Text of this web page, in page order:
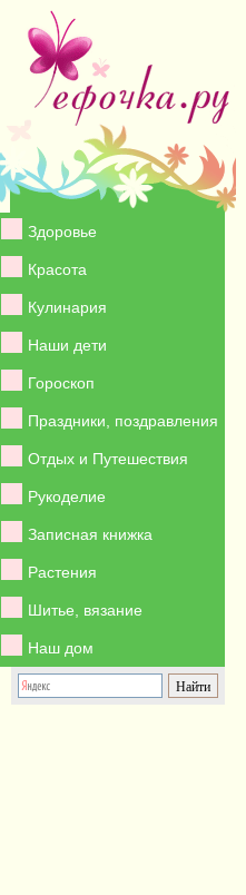
Здоровье
Красота
Кулинария
Наши дети
Гороскоп
Праздники, поздравления
Отдых и Путешествия
Рукоделие
Записная книжка
Растения
Шитье, вязание
Наш дом